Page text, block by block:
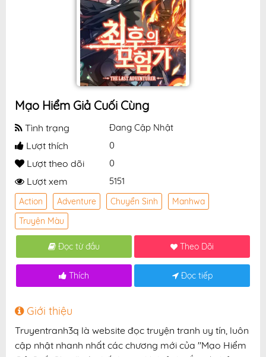
Mạo Hiểm Giả Cuối Cùng
Tình trạng Đang Cập Nhật
Lượt thích 0
Lượt theo dõi 0
Lượt xem 5151
Action Adventure Chuyển Sinh
Manhwa
Truyện Màu
Đọc từ đầu Theo Dõi
Thích Đọc tiếp
Giới thiệu
Truyentranh3q là website đọc truyện tranh uy tín, luôn
cập nhật nhanh nhất các chương mới của "Mạo Hiểm